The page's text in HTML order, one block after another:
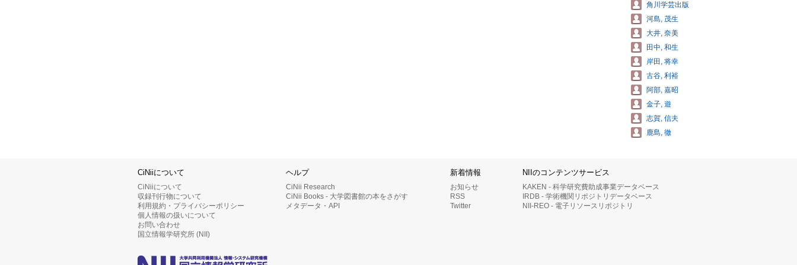
角川学芸出版
河島, 茂生
大井, 奈美
田中, 和生
岸田, 将幸
古谷, 利裕
阿部, 嘉昭
金子, 遊
志賀, 信夫
鹿島, 徹
CiNiiについて
CiNiiについて
収録刊行物について
利用規約・プライバシーポリシー
個人情報の扱いについて
お問い合わせ
国立情報学研究所 (NII)
ヘルプ
CiNii Research
CiNii Books - 大学図書館の本をさがす
メタデータ・API
新着情報
お知らせ
RSS
Twitter
NIIのコンテンツサービス
KAKEN - 科学研究費助成事業データベース
IRDB - 学術機関リポジトリデータベース
NII-REO - 電子リソースリポジトリ